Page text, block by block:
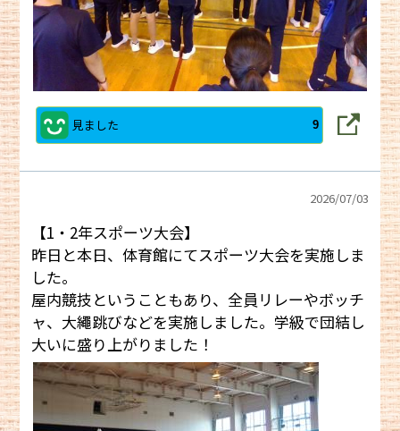
見ました 9
2026/07/03
【1・2年スポーツ大会】
昨日と本日、体育館にてスポーツ大会を実施しま
した。
屋内競技ということもあり、全員リレーやボッチ
ャ、大繩跳びなどを実施しました。学級で団結し
大いに盛り上がりました！